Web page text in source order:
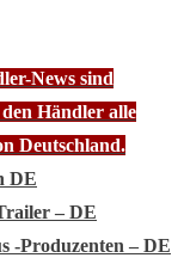
News sind
Händler alle
Deutschland.
DE
– DE
-Produzenten – DE